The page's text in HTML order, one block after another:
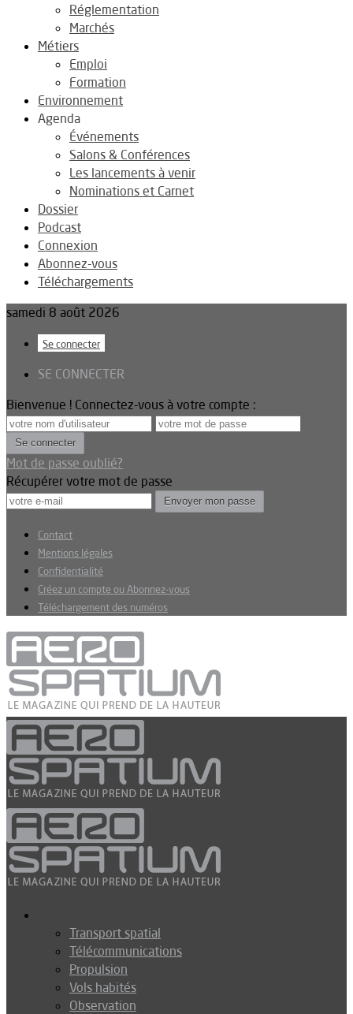
Réglementation
Marchés
Métiers
Emploi
Formation
Environnement
Agenda
Événements
Salons & Conférences
Les lancements à venir
Nominations et Carnet
Dossier
Podcast
Connexion
Abonnez-vous
Téléchargements
samedi 8 août 2026
Se connecter
SE CONNECTER
Bienvenue ! Connectez-vous à votre compte :
Mot de passe oublié?
Récupérer votre mot de passe
Contact
Mentions légales
Confidentialité
Créez un compte ou Abonnez-vous
Téléchargement des numéros
Transport spatial
Télécommunications
Propulsion
Vols habités
Observation